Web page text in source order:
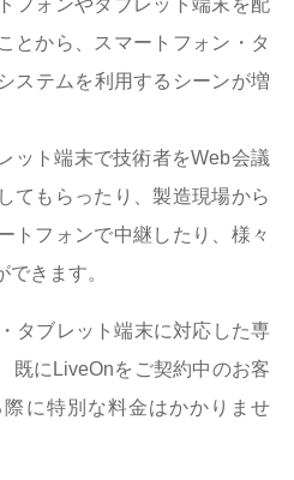
フォンやタブレット端末を配
とから、スマートフォン・タ
ステムを利用するシーンが増
ット端末で技術者をWeb会議
てもらったり、製造現場から
トフォンで中継したり、様々
きます。
タブレット端末に対応した専
既にLiveOnをご契約中のお客
に特別な料金はかかりませ